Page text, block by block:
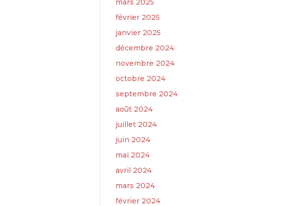
mars 2025
février 2025
janvier 2025
décembre 2024
novembre 2024
octobre 2024
septembre 2024
août 2024
juillet 2024
juin 2024
mai 2024
avril 2024
mars 2024
février 2024